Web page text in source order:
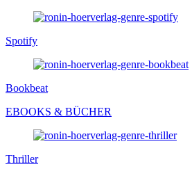
Spotify
Bookbeat
EBOOKS & BÜCHER
Thriller